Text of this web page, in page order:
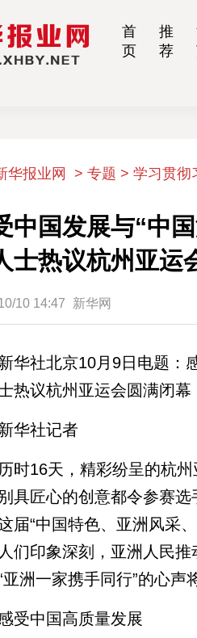
首
页
推
荐
华报业网 > 专题 > 学习贯彻
中国发展与“中
士热议杭州亚运
10 14:47 新华网
社北京10月9日电题：感
热议杭州亚运会圆满闭幕
社记者
16天，精彩纷呈的杭州
具匠心的创意都令参赛选
届“中国特色、亚洲风采
们印象深刻，亚洲人民
亚洲一家携手同行”的心声
中国高质量发展